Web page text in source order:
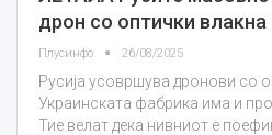
дрон со оптички влакна
Плусинфо 26/08/2025
Русија усовршува дронови со
Украинската фабрика има и
Тие велат дека нивниот е